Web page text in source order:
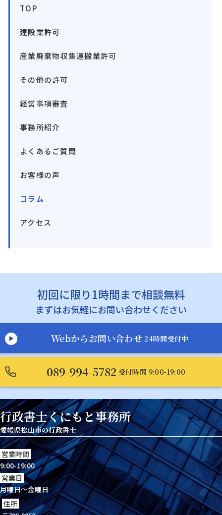
TOP
建設業許可
産業廃棄物収集運搬業許可
その他の許可
経営事項審査
事務所紹介
よくあるご質問
お客様の声
コラム
アクセス
初回に限り1時間まで相談無料
まずはお気軽にお問い合わせください
Webからお問い合わせ 24時間受付中
089-994-5782 受付時間 9:00-19:00
行政書士くにもと事務所
愛媛県松山市の行政書士
営業時間
9:00-19:00
営業日
月曜日～金曜日
住所